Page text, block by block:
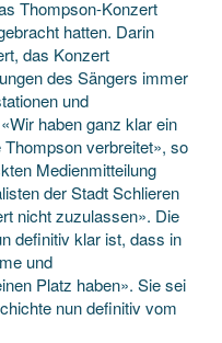
Thompson-Konzert
hatten. Darin
das Konzert
des Sängers immer
und
haben ganz klar ein
verbreitet», so
Medienmitteilung
der Stadt Schlieren
nicht zuzulassen». Die
definitiv klar ist, dass in
und
Platz haben». Sie sei
nun definitiv vom